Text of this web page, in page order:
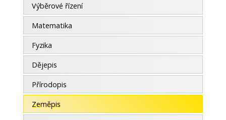
Výběrové řízení
Matematika
Fyzika
Dějepis
Přírodopis
Zeměpis